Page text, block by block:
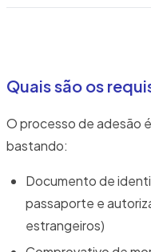
Quais são os
O processo de adesão
bastando:
Documento de
passaporte e
estrangeiros)